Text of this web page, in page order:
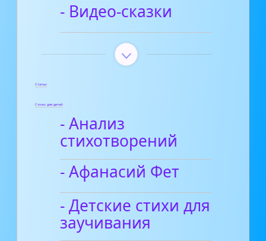
- Видео-сказки
Статьи
Стихи для детей
- Анализ
стихотворений
- Афанасий Фет
- Детские стихи для
заучивания